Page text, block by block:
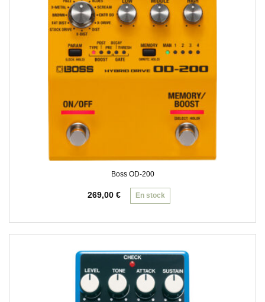
Boss OD-200
269,00 € En stock